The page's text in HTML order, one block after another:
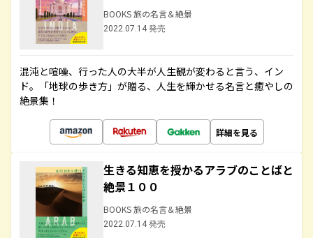
BOOKS 旅の名言＆絶景
2022.07.14 発売
混沌と喧噪、行った人の大半が人生観が変わると言う、イン
ド。「地球の歩き方」が贈る、人生を輝かせる名言と癒やしの
絶景集！
詳細を見る
生きる知恵を授かるアラブのことばと
絶景１００
BOOKS 旅の名言＆絶景
2022.07.14 発売